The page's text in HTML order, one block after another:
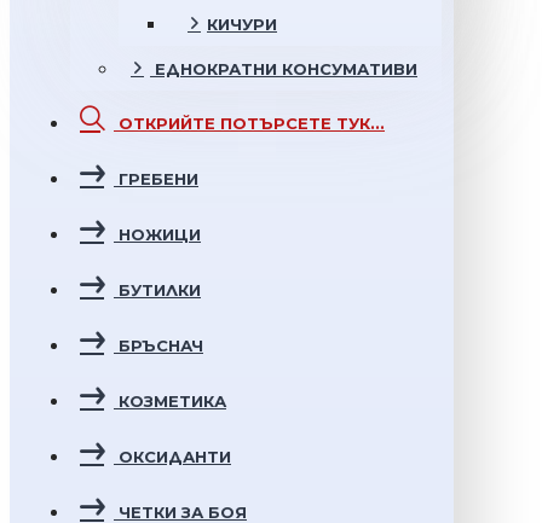
КИЧУРИ
ЕДНОКРАТНИ КОНСУМАТИВИ
ОТКРИЙТЕ ПОТЪРСЕТЕ ТУК...
ГРЕБЕНИ
НОЖИЦИ
БУТИЛКИ
БРЪСНАЧ
КОЗМЕТИКА
ОКСИДАНТИ
ЧЕТКИ ЗА БОЯ